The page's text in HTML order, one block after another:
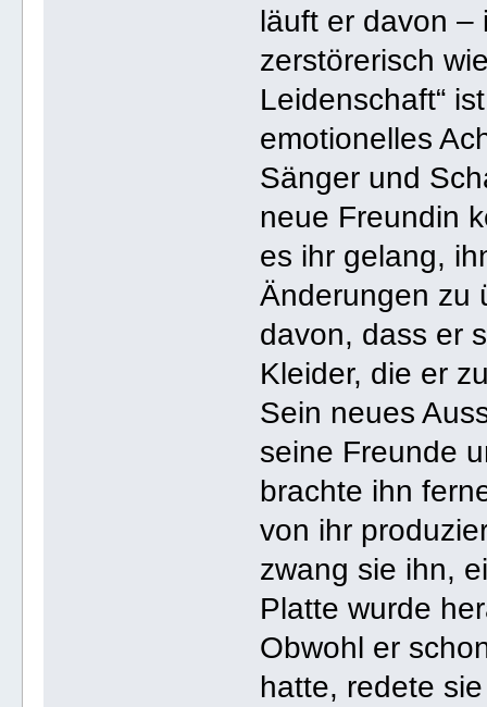
läuft er davon –
zerstörerisch
Leidenschaft“
emotionelles
Sänger und
neue Freundin
es ihr gelang,
Änderungen zu
davon, dass er
Kleider, die er
Sein neues
seine Freunde
brachte ihn
von ihr
zwang sie ihn,
Platte wurde
Obwohl er
hatte, redete